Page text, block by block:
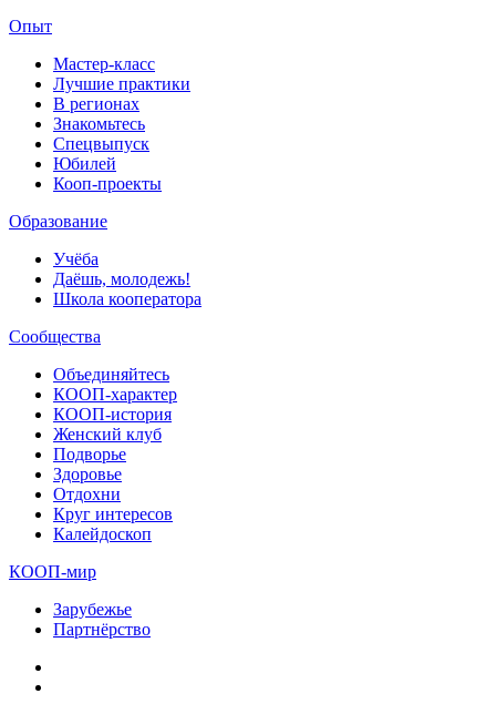
Опыт
Мастер-класс
Лучшие практики
В регионах
Знакомьтесь
Спецвыпуск
Юбилей
Кооп-проекты
Образование
Учёба
Даёшь, молодежь!
Школа кооператора
Сообщества
Объединяйтесь
КООП-характер
КООП-история
Женский клуб
Подворье
Здоровье
Отдохни
Круг интересов
Калейдоскоп
КООП-мир
Зарубежье
Партнёрство